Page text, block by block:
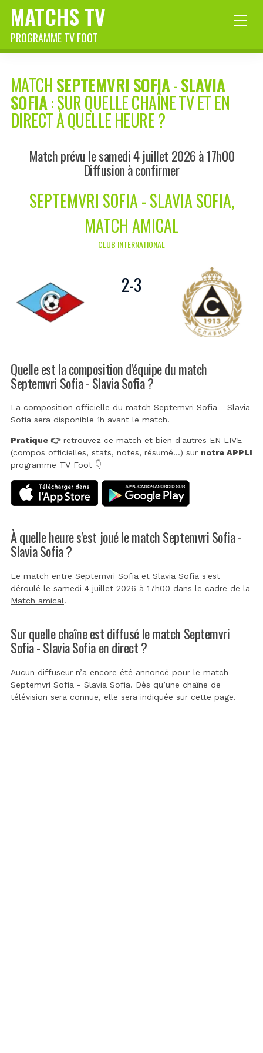
MATCHS TV
PROGRAMME TV FOOT
MATCHSEPTEMVRI SOFIA-SLAVIA
SOFIA: SUR QUELLE CHAÎNE TV ET EN
DIRECT À QUELLE HEURE ?
Match prévu le samedi 4 juillet 2026 à 17h00
Diffusion à confirmer
SEPTEMVRI SOFIA - SLAVIA SOFIA,
MATCH AMICAL
CLUB INTERNATIONAL
2-3
Quelle est la composition d'équipe du match
Septemvri Sofia - Slavia Sofia ?
La composition officielle du match Septemvri Sofia - Slavia
Sofia sera disponible 1h avant le match.
Pratique 👉retrouvez ce match et bien d'autres EN LIVE
(compos officielles, stats, notes, résumé...) sur notre APPLI
programme TV Foot 👇
À quelle heure s'est joué le match Septemvri Sofia -
Slavia Sofia ?
Le match entre Septemvri Sofia et Slavia Sofia s'est
déroulé le samedi 4 juillet 2026 à 17h00 dans le cadre de la
Match amical.
Sur quelle chaîne est diffusé le match Septemvri
Sofia - Slavia Sofia en direct ?
Aucun diffuseur n’a encore été annoncé pour le match
Septemvri Sofia - Slavia Sofia. Dès qu’une chaîne de
télévision sera connue, elle sera indiquée sur cette page.